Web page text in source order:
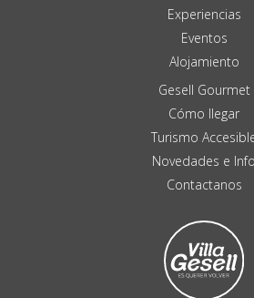
Experiencias
Eventos
Alojamiento
Gesell Gourmet
Cómo llegar
Turismo
Novedades e Info
Contactanos